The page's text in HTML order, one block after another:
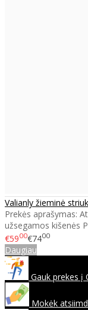
Valianly žieminė
Prekės aprašymas:
užsegamos kišenės
€5900€7400
Daugiau
Gauk prekes į
Mokėk